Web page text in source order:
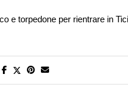
e torpedone per rientrare in